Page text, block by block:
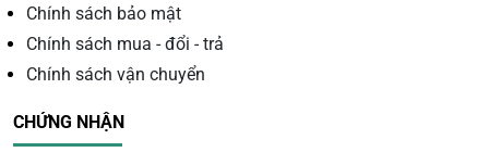
Ý nghĩa phong thủy của
thạch anh tím
Chính sách bảo mật
Chính sách mua - đổi - trả
Chính sách vận chuyển
CHỨNG NHẬN